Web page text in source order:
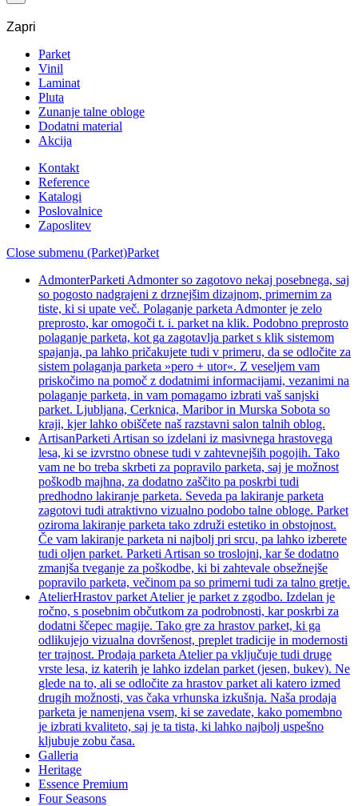
Zapri
Parket
Vinil
Laminat
Pluta
Zunanje talne obloge
Dodatni material
Akcija
Kontakt
Reference
Katalogi
Poslovalnice
Zaposlitev
Close submenu (Parket)Parket
AdmonterParketi Admonter so zagotovo nekaj posebnega, saj
so pogosto nadgrajeni z drznejšim dizajnom, primernim za
tiste, ki si upate več. Polaganje parketa Admonter je zelo
preprosto, kar omogoči t. i. parket na klik. Podobno preprosto
polaganje parketa, kot ga zagotavlja parket s klik sistemom
spajanja, pa lahko pričakujete tudi v primeru, da se odločite za
sistem polaganja parketa »pero + utor«. Z veseljem vam
priskočimo na pomoč z dodatnimi informacijami, vezanimi na
polaganje parketa, in vam pomagamo izbrati vaš sanjski
parket. Ljubljana, Cerknica, Maribor in Murska Sobota so
kraji, kjer lahko obiščete naš razstavni salon talnih oblog.
ArtisanParketi Artisan so izdelani iz masivnega hrastovega
lesa, ki se izvrstno obnese tudi v zahtevnejših pogojih. Tako
vam ne bo treba skrbeti za popravilo parketa, saj je možnost
poškodb majhna, za dodatno zaščito pa poskrbi tudi
predhodno lakiranje parketa. Seveda pa lakiranje parketa
zagotovi tudi atraktivno vizualno podobo talne obloge. Parket
oziroma lakiranje parketa tako združi estetiko in obstojnost.
Če vam lakiranje parketa ni najbolj pri srcu, pa lahko izberete
tudi oljen parket. Parketi Artisan so troslojni, kar še dodatno
zmanjša tveganje za poškodbe, ki bi zahtevale obsežnejše
popravilo parketa, večinom pa so primerni tudi za talno gretje.
AtelierHrastov parket Atelier je parket z zgodbo. Izdelan je
ročno, s posebnim občutkom za podrobnosti, kar poskrbi za
dodatni ščepec magije. Tako gre za hrastov parket, ki ga
odlikujejo vizualna dovršenost, preplet tradicije in modernosti
ter trajnost. Prodaja parketa Atelier pa vključuje tudi druge
vrste lesa, iz katerih je lahko izdelan parket (jesen, bukev). Ne
glede na to, ali se odločite za hrastov parket ali katero izmed
drugih možnosti, vas čaka vrhunska izkušnja. Naša prodaja
parketa je namenjena vsem, ki se zavedate, kako pomembno
je izbrati kvaliteto, saj je ta tista, ki lahko najbolj uspešno
kljubuje zobu časa.
Galleria
Heritage
Essence Premium
Four Seasons